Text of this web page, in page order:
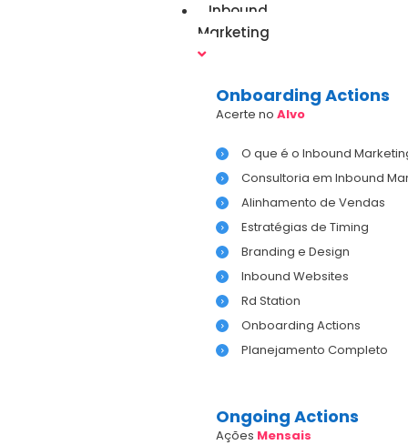
Inbound
Marketing
Onboarding Actions
Acerte noAlvo
O que é o Inbound
Consultoria em Inbound
Alinhamento de Vendas
Estratégias de Timing
Branding e Design
Inbound Websites
Rd Station
Onboarding Actions
Planejamento Completo
Ongoing Actions
Ações Mensais